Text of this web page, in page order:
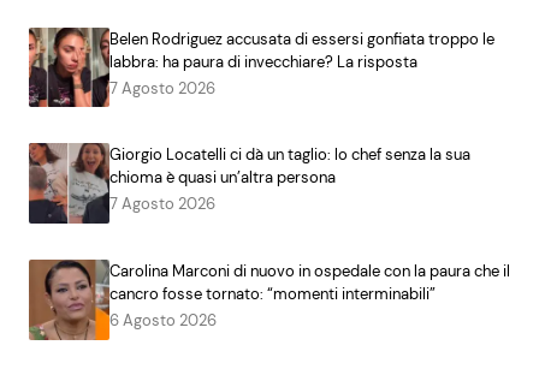
Belen Rodriguez accusata di essersi gonfiata troppo le
labbra: ha paura di invecchiare? La risposta
7 Agosto 2026
Giorgio Locatelli ci dà un taglio: lo chef senza la sua
chioma è quasi un’altra persona
7 Agosto 2026
Carolina Marconi di nuovo in ospedale con la paura che il
cancro fosse tornato: “momenti interminabili”
6 Agosto 2026